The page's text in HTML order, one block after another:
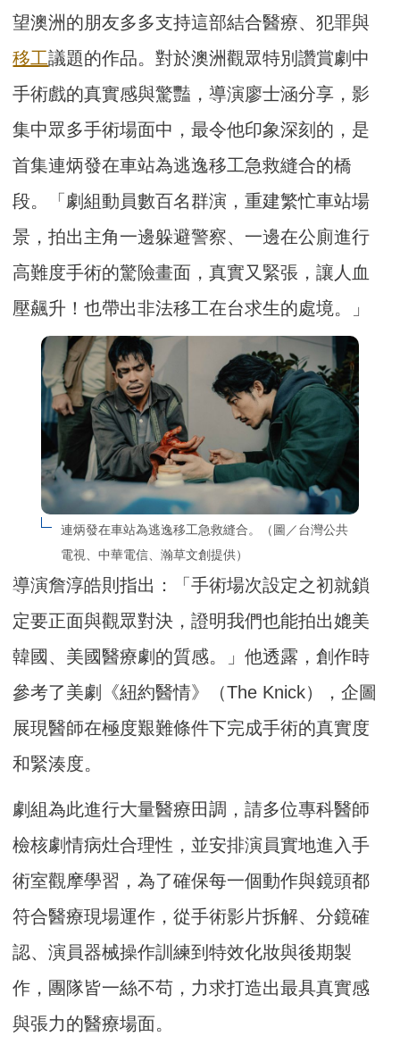
望澳洲的朋友多多支持這部結合醫療、犯罪與
移工議題的作品。對於澳洲觀眾特別讚賞劇中
手術戲的真實感與驚豔，導演廖士涵分享，影
集中眾多手術場面中，最令他印象深刻的，是
首集連炳發在車站為逃逸移工急救縫合的橋
段。「劇組動員數百名群演，重建繁忙車站場
景，拍出主角一邊躲避警察、一邊在公廁進行
高難度手術的驚險畫面，真實又緊張，讓人血
壓飆升！也帶出非法移工在台求生的處境。」
連炳發在車站為逃逸移工急救縫合。（圖／台灣公共
電視、中華電信、瀚草文創提供）
導演詹淳皓則指出：「手術場次設定之初就鎖
定要正面與觀眾對決，證明我們也能拍出媲美
韓國、美國醫療劇的質感。」他透露，創作時
參考了美劇《紐約醫情》（The Knick），企圖
展現醫師在極度艱難條件下完成手術的真實度
和緊湊度。
劇組為此進行大量醫療田調，請多位專科醫師
檢核劇情病灶合理性，並安排演員實地進入手
術室觀摩學習，為了確保每一個動作與鏡頭都
符合醫療現場運作，從手術影片拆解、分鏡確
認、演員器械操作訓練到特效化妝與後期製
作，團隊皆一絲不苟，力求打造出最具真實感
與張力的醫療場面。